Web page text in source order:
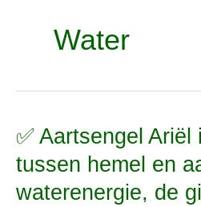
Water
✅ Aartsengel
tussen hemel en
waterenergie, de
✅
Ariël
is